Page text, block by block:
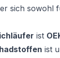
sich sowohl
ist
ist